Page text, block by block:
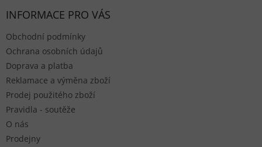
INFORMACE PRO VÁS
Obchodní podmínky
Ochrana osobních údajů
Doprava a platba
Reklamace a výměna zboží
Prodej použitého zboží
Pravidla - soutěže
O nás
Prodejny